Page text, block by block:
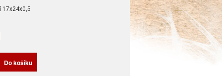
17x24x0,5
Do košíku